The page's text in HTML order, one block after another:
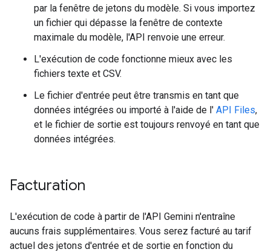
par la fenêtre de jetons du modèle. Si vous importez
un fichier qui dépasse la fenêtre de contexte
maximale du modèle, l'API renvoie une erreur.
L'exécution de code fonctionne mieux avec les
fichiers texte et CSV.
Le fichier d'entrée peut être transmis en tant que
données intégrées ou importé à l'aide de l' API Files,
et le fichier de sortie est toujours renvoyé en tant que
données intégrées.
Facturation
L'exécution de code à partir de l'API Gemini n'entraîne
aucuns frais supplémentaires. Vous serez facturé au tarif
actuel des jetons d'entrée et de sortie en fonction du